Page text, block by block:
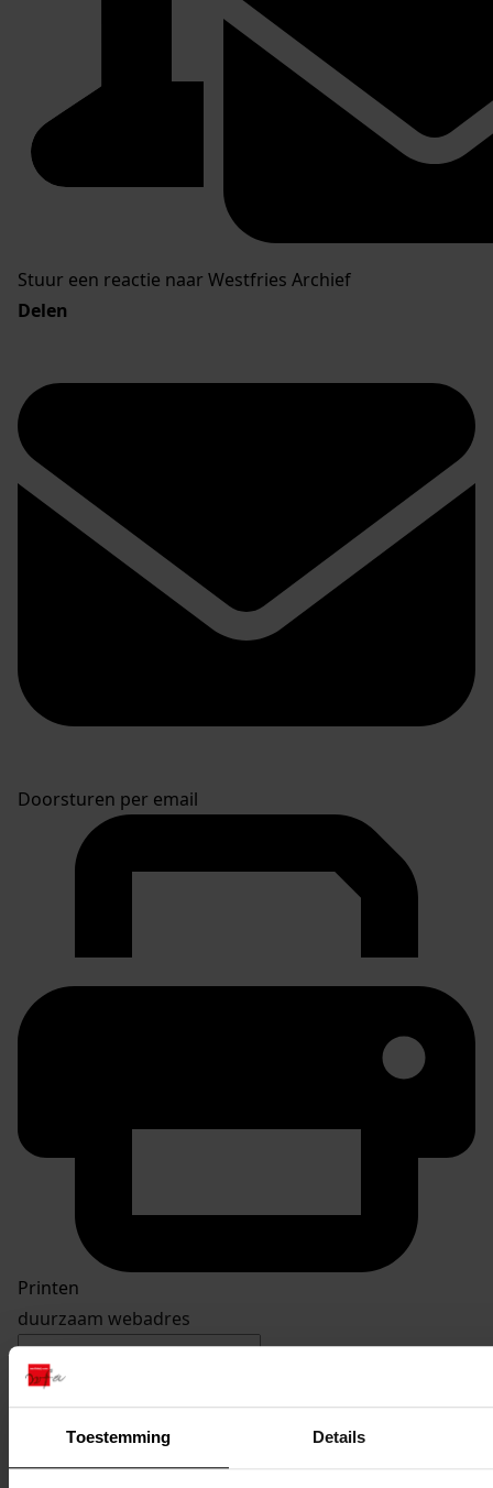
Toestemming Details
Stuur een reactie naar Westfries Archief
Delen
Doorsturen per email
Printen
duurzaam webadres
Inventaris